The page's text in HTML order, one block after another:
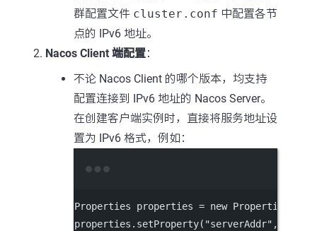
群配置文件 cluster.conf 中配置各节
点的 IPv6 地址。
Nacos Client 端配置：
不论 Nacos Client 的哪个版本，均支持
配置连接到 IPv6 地址的 Nacos Server。
在创建客户端实例时，直接将服务地址设
置为 IPv6 格式，例如：
Properties properties = new Properties
properties.setProperty( "serverAddr" ,